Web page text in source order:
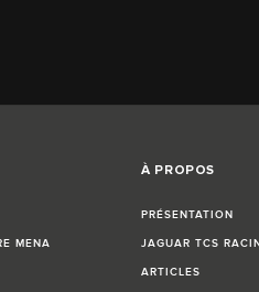
MENA
À PROPOS
PRÉSENTATION
JAGUAR TCS
ARTICLES